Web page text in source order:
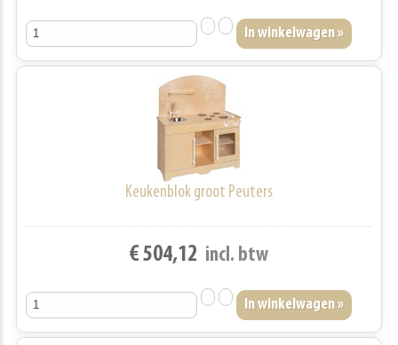
Keukenblok groot Peuters
€ 504,12 incl. btw